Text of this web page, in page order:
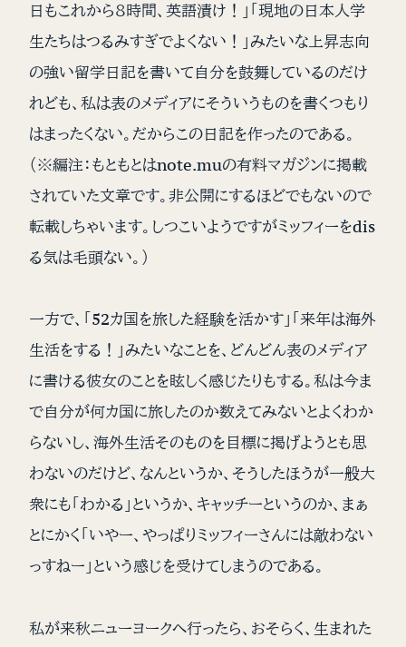
日もこれから８時間、英語漬け！」「現地の日本人学
生たちはつるみすぎでよくない！」みたいな上昇志向
の強い留学日記を書いて自分を鼓舞しているのだけ
れども、私は表のメディアにそういうものを書くつもり
はまったくない。だからこの日記を作ったのである。
（※編注：もともとはnote.muの有料マガジンに掲載
されていた文章です。非公開にするほどでもないので
転載しちゃいます。しつこいようですがミッフィーをdis
る気は毛頭ない。）
一方で、「52カ国を旅した経験を活かす」「来年は海外
生活をする！」みたいなことを、どんどん表のメディア
に書ける彼女のことを眩しく感じたりもする。私は今ま
で自分が何カ国に旅したのか数えてみないとよくわか
らないし、海外生活そのものを目標に掲げようとも思
わないのだけど、なんというか、そうしたほうが一般大
衆にも「わかる」というか、キャッチーというのか、まぁ
とにかく「いやー、やっぱりミッフィーさんには敵わない
っすねー」という感じを受けてしまうのである。
私が来秋ニューヨークへ行ったら、おそらく、生まれた